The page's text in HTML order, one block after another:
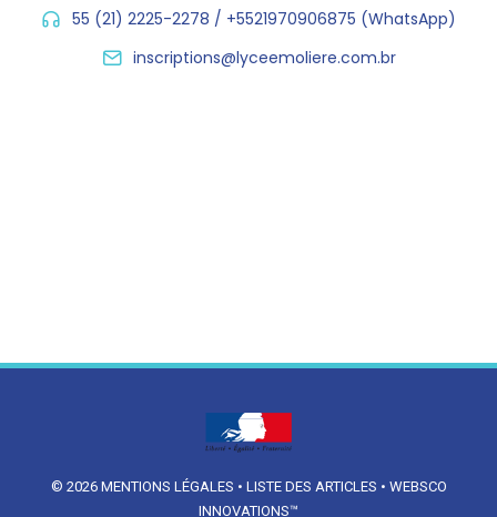
55 (21) 2225-2278 / +5521970906875 (WhatsApp)
inscriptions@lyceemoliere.com.br
© 2026 MENTIONS LÉGALES • LISTE DES ARTICLES • WEBSCO
INNOVATIONS™